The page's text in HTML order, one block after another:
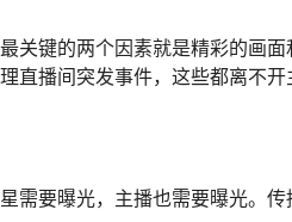
关键的两个因素就是精彩的画
直播间突发事件，这些都离不开
需要曝光，主播也需要曝光。传